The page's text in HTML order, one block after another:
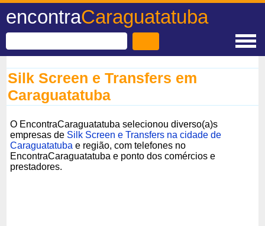
encontraCaraguatatuba
Silk Screen e Transfers em
Caraguatatuba
O EncontraCaraguatatuba selecionou diverso(a)s
empresas de Silk Screen e Transfers na cidade de
Caraguatatuba e região, com telefones no
EncontraCaraguatatuba e ponto dos comércios e
prestadores.